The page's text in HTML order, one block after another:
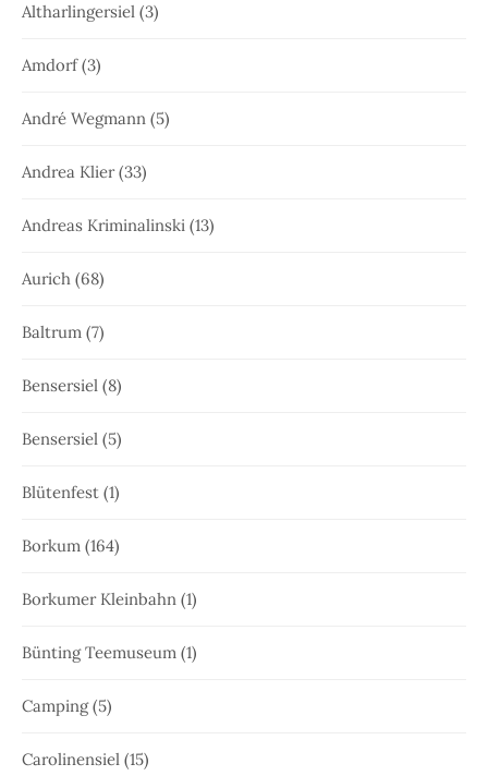
Altharlingersiel (3)
Amdorf(3)
André Wegmann (5)
Andrea Klier(33)
Andreas Kriminalinski (13)
Aurich (68)
Baltrum (7)
Bensersiel (8)
Bensersiel (5)
Blütenfest (1)
Borkum (164)
Borkumer Kleinbahn (1)
Bünting Teemuseum (1)
Camping(5)
Carolinensiel (15)